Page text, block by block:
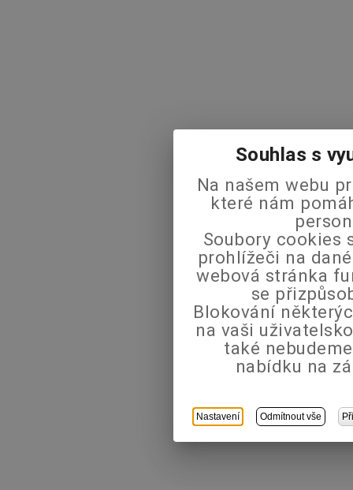
Souhlas s
Na našem webu
které nám
Soubory cookies
prohlížeči na
webová stránka
se
Blokování
na vaši
také
nabídku na
Nastavení Odmítnout vše